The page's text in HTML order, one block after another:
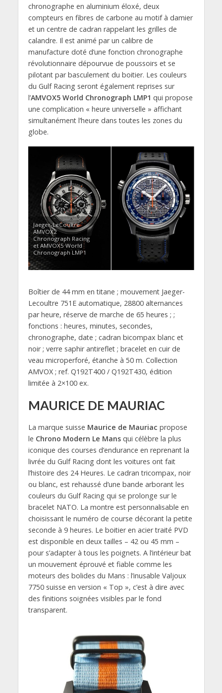
chronographe en aluminium éloxé, deux
compteurs en fibres de carbone au motif à damier
et un centre de cadran rappelant les grilles de
calandre. Il est animé par un calibre de
manufacture doté d’une fonction chronographe
révolutionnaire dépourvue de poussoirs et se
pilotant par basculement du boitier. Les couleurs
du Gulf Racing seront également reprises sur
l’AMVOX5 World Chronograph LMP1 qui propose
une complication « heure universelle » affichant
simultanément l’heure dans toutes les zones du
globe.
Jaeger-LeCoultre
AMVOX2
Chronograph Racing
et AMVOX5 World
Chronograph LMP1
Boîtier de 44 mm en titane ; mouvement Jaeger-
Lecoultre 751E automatique, 28800 alternances
par heure, réserve de marche de 65 heures ; ;
fonctions : heures, minutes, secondes,
chronographe, date ; cadran bicompax blanc et
noir ; verre saphir antireflet ; bracelet en cuir de
veau microperforé, étanche à 50 m. Collection
AMVOX ; ref. Q192T400 / Q192T430, édition
limitée à 2×100 ex.
MAURICE DE MAURIAC
La marque suisse Maurice de Mauriac propose
le Chrono Modern Le Mansqui célèbre la plus
iconique des courses d’endurance en reprenant la
livrée du Gulf Racing dont les voitures ont fait
l’histoire des 24 Heures. Le cadran tricompax, noir
ou blanc, est rehaussé d’une bande arborant les
couleurs du Gulf Racing qui se prolonge sur le
bracelet NATO. La montre est personnalisable en
choisissant le numéro de course décorant la petite
seconde à 9 heures. Le boitier en acier traité PVD
est disponible en deux tailles – 42 ou 45 mm –
pour s’adapter à tous les poignets. A l’intérieur bat
un mouvement éprouvé et fiable comme les
moteurs des bolides du Mans : l’inusable Valjoux
7750 suisse en version « Top », c’est à dire avec
des finitions soignées visibles par le fond
transparent.